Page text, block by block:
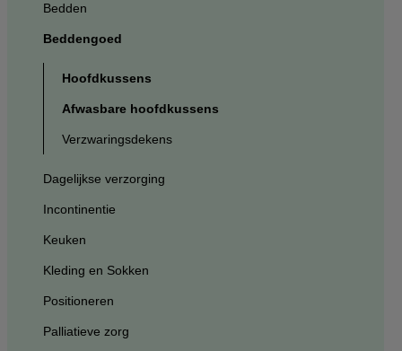
Bedden
Beddengoed
Hoofdkussens
Afwasbare hoofdkussens
Verzwaringsdekens
Dagelijkse verzorging
Incontinentie
Keuken
Kleding en Sokken
Positioneren
Palliatieve zorg